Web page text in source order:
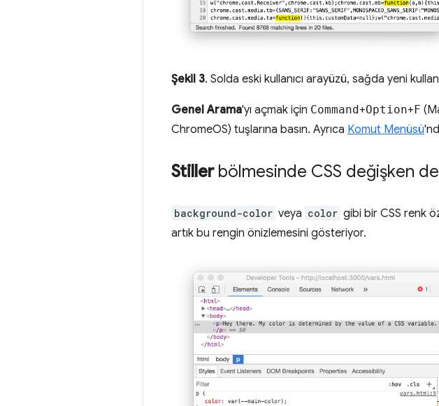
Şekil 3. Solda eski kullanıcı arayüzü, sağda yeni
Genel Arama'yı açmak için Command+Option+F
ChromeOS) tuşlarına basın. Ayrıca Komut Menüsü
Stillerbölmesinde CSS değişken
background-color veya color gibi bir CSS renk
artık bu rengin önizlemesini gösteriyor.